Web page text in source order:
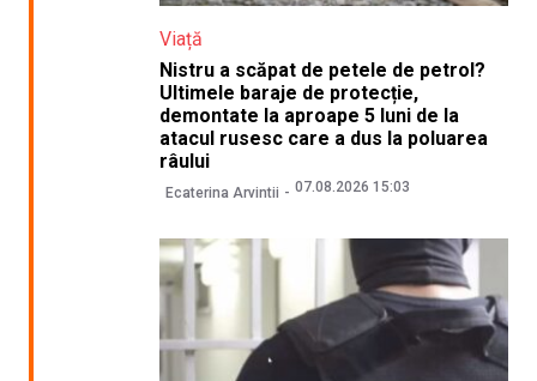
Viață
Nistru a scăpat de petele de petrol?
Ultimele baraje de protecție,
demontate la aproape 5 luni de la
atacul rusesc care a dus la poluarea
râului
Ecaterina Arvintii 07.08.2026 15:03